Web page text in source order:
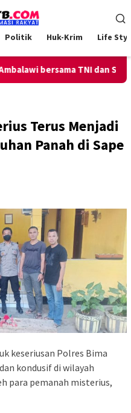
Politik Huk-Krim Life
bersama TNI dan
Terus Menjadi
Panah di Sape
keseriusan Polres Bima
kondusif di wilayah
para pemanah misterius,